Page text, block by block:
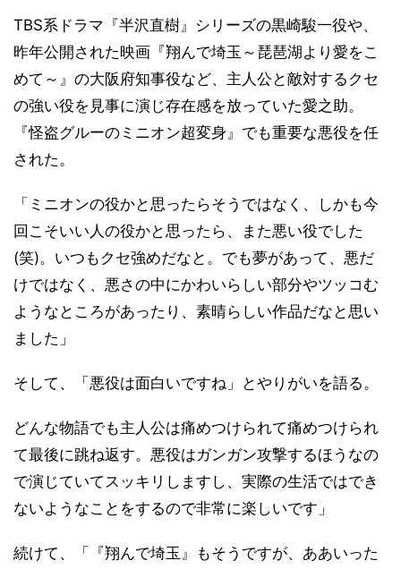
TBS系ドラマ『半沢直樹』シリーズの黒崎駿一役や、
昨年公開された映画『翔んで埼玉～琵琶湖より愛をこ
めて～』の大阪府知事役など、主人公と敵対するクセ
の強い役を見事に演じ存在感を放っていた愛之助。
『怪盗グルーのミニオン超変身』でも重要な悪役を任
された。
「ミニオンの役かと思ったらそうではなく、しかも今
回こそいい人の役かと思ったら、また悪い役でした
(笑)。いつもクセ強めだなと。でも夢があって、悪だ
けではなく、悪さの中にかわいらしい部分やツッコむ
ようなところがあったり、素晴らしい作品だなと思い
ました」
そして、「悪役は面白いですね」とやりがいを語る。
どんな物語でも主人公は痛めつけられて痛めつけられ
て最後に跳ね返す。悪役はガンガン攻撃するほうなの
で演じていてスッキリしますし、実際の生活ではでき
ないようなことをするので非常に楽しいです」
続けて、「『翔んで埼玉』もそうですが、ああいった